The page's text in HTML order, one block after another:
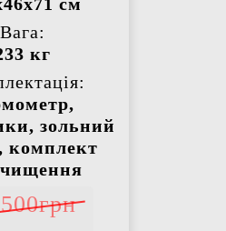
Вага:
кг
зольний
комплект